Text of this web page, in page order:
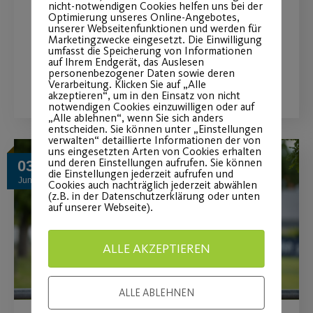
Post SV-Studie zu Fitness & Ernährung.
WEITERLESEN
03
Juni
nicht-notwendigen Cookies helfen uns bei der
Optimierung unseres Online-Angebotes,
unserer Webseitenfunktionen und werden für
Marketingzwecke eingesetzt. Die Einwilligung
umfasst die Speicherung von Informationen
auf Ihrem Endgerät, das Auslesen
personenbezogener Daten sowie deren
Verarbeitung. Klicken Sie auf „Alle
akzeptieren“, um in den Einsatz von nicht
notwendigen Cookies einzuwilligen oder auf
„Alle ablehnen“, wenn Sie sich anders
entscheiden. Sie können unter „Einstellungen
verwalten“ detaillierte Informationen der von
uns eingesetzten Arten von Cookies erhalten
und deren Einstellungen aufrufen. Sie können
die Einstellungen jederzeit aufrufen und
Cookies auch nachträglich jederzeit abwählen
(z.B. in der Datenschutzerklärung oder unten
auf unserer Webseite).
ALLE AKZEPTIEREN
ALLE ABLEHNEN